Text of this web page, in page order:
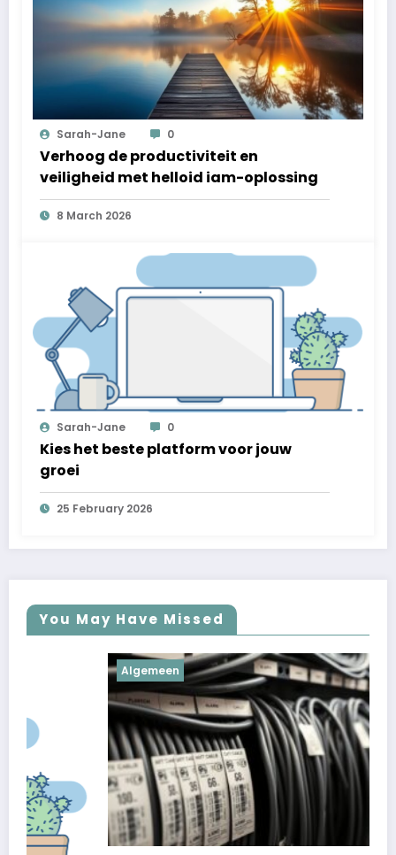
Sarah-Jane 0
Verhoog de productiviteit en
veiligheid met helloid iam-oplossing
8 March 2026
Sarah-Jane 0
Kies het beste platform voor jouw
groei
25 February 2026
You May Have Missed